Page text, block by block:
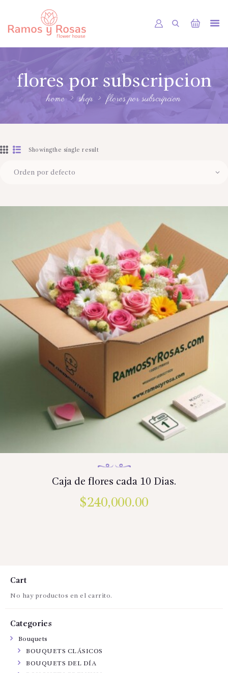
flores por subscripcion
home shop flores por subscripcion
TIENDA
RAMOS
OTRAS CIUDADES
FLORES POR SUBSCRIPCION
CONTÁCTENOS
Showingthe single result
Caja de flores cada 10 Dias.
$240,000.00
Cart
No hay productos en el carrito.
Categories
Bouquets
BOUQUETS CLÁSICOS
BOUQUETS DEL DÍA